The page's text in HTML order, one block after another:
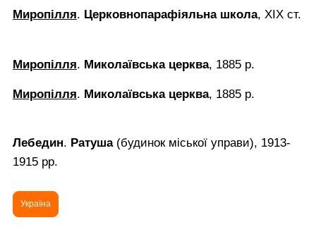
Миропілля. Церковнопарафіяльна школа, ХІХ ст.
Миропілля. Миколаївська церква, 1885 р.
Миропілля. Миколаївська церква, 1885 р.
Лебедин. Ратуша (будинок міської управи), 1913-
1915 рр.
Україна